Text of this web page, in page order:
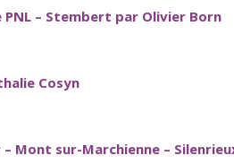
– Stembert par Olivier Born
Cosyn
Mont sur-Marchienne –